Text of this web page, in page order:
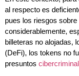
al respecto es
pues los riesgos
considerablemente,
billeteras no alojadas,
(DeFi), los tokens no
presuntos